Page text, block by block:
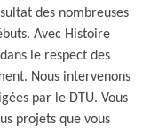
des nombreuses
Avec Histoire
le respect des
Nous intervenons
par le DTU. Vous
projets que vous